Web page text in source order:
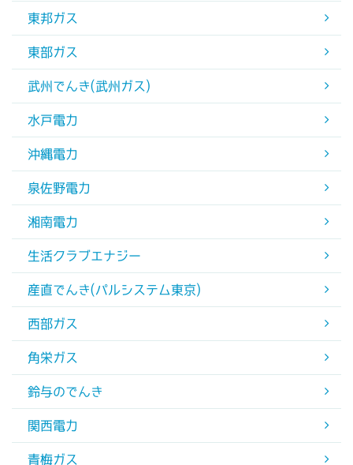
東邦ガス
東部ガス
武州でんき(武州ガス)
水戸電力
沖縄電力
泉佐野電力
湘南電力
生活クラブエナジー
産直でんき(パルシステム東京)
西部ガス
角栄ガス
鈴与のでんき
関西電力
青梅ガス